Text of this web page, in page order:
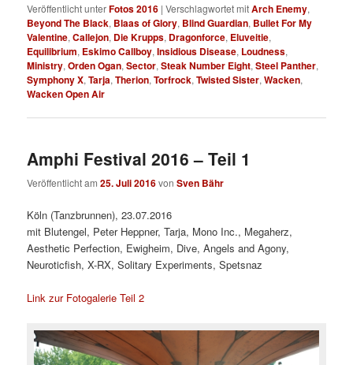
Veröffentlicht unterFotos 2016 |Verschlagwortet mitArch Enemy,
Beyond The Black, Blaas of Glory, Blind Guardian, Bullet For My
Valentine,Callejon, Die Krupps, Dragonforce, Eluveitie,
Equilibrium, Eskimo Callboy,Insidious Disease, Loudness,
Ministry,Orden Ogan,Sector,Steak Number Eight,Steel Panther,
Symphony X,Tarja,Therion,Torfrock,Twisted Sister,Wacken,
Wacken Open Air
Amphi Festival 2016 – Teil 1
Veröffentlicht am25. Juli 2016vonSven Bähr
Köln (Tanzbrunnen), 23.07.2016
mit Blutengel, Peter Heppner, Tarja, Mono Inc., Megaherz,
Aesthetic Perfection, Ewigheim, Dive, Angels and Agony,
Neuroticfish, X-RX, Solitary Experiments, Spetsnaz
Link zur Fotogalerie Teil 2